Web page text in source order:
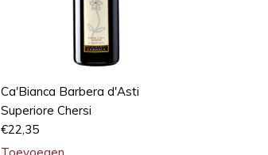
Ca'Bianca Barbera d'Asti
Superiore Chersi
€22,35